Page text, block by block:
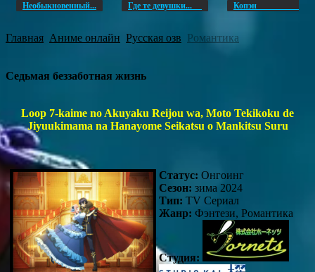
Необыкновенный... Где те девушки... Копэн
Главная Аниме онлайн Русская озв Романтика
Седьмая беззаботная жизнь
Loop 7-kaime no Akuyaku Reijou wa, Moto Tekikoku de
Jiyuukimama na Hanayome Seikatsu o Mankitsu Suru
Статус: Онгоинг
Сезон: зима 2024
Тип: TV Сериал
Жанр: Фэнтези, Романтика
Студия: